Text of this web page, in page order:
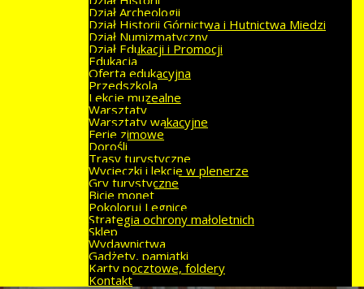
Dział Archeologii
Dział Historii Górnictwa i Hutnictwa Miedzi
Dział Numizmatyczny
Dział Edukacji i Promocji
Edukacja
Oferta edukacyjna
Przedszkola
Lekcje muzealne
Warsztaty
Warsztaty wakacyjne
Ferie zimowe
Dorośli
Trasy turystyczne
Wycieczki i lekcje w plenerze
Gry turystyczne
Bicie monet
Pokoloruj Legnicę
Strategia ochrony małoletnich
Sklep
Wydawnictwa
Gadżety, pamiątki
Karty pocztowe, foldery
Kontakt